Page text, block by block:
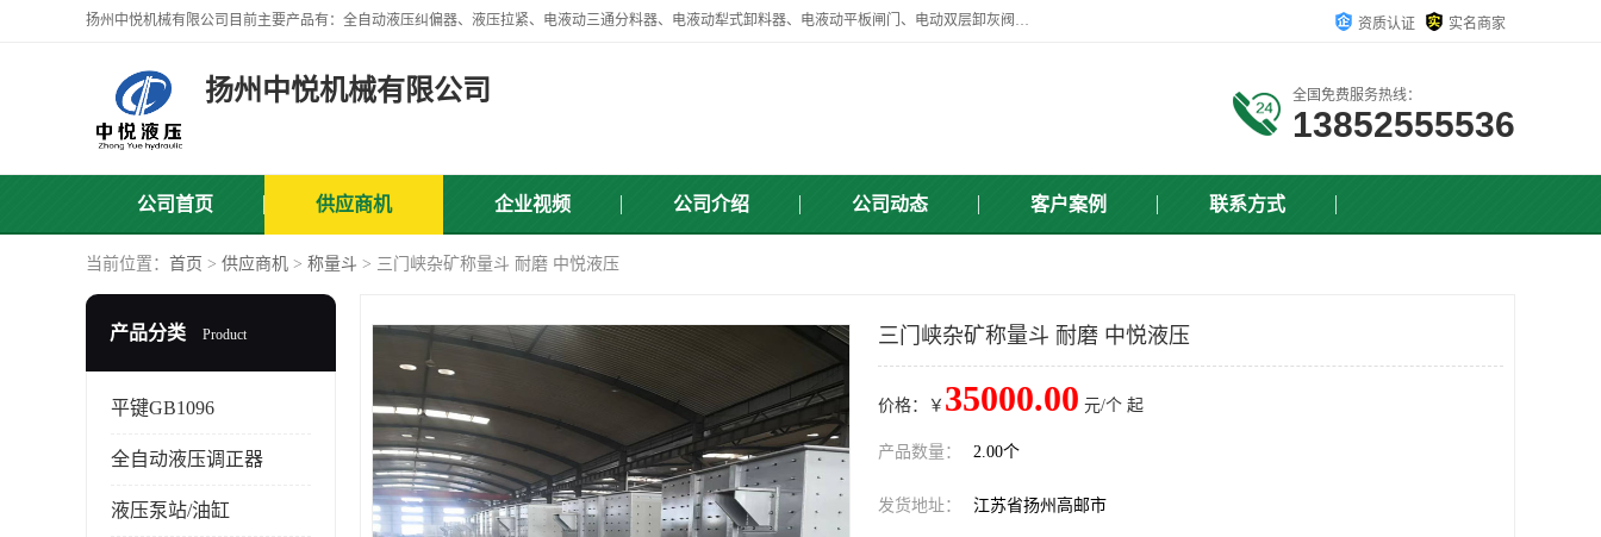
扬州中悦机械有限公司目前主要产品有：全自动液压纠偏器、液压拉紧、电液动三通分料器、电液动犁式卸料器、电液动平板闸门、电动双层卸灰阀、标准件、紧固件、液压泵站、新型电液推杆、皮带全自动液压调正器等，以及除尘通风类百余种产品系列。产品广泛适用于矿山、电力、煤矿、冶金、交通、化工、水利等行业。 资质认证 实名商家
扬州中悦机械有限公司 全国免费服务热线：
13852555536
公司首页 供应商机 企业视频 公司介绍 公司动态 客户案例 联系方式
当前位置： 首页 > 供应商机 > 称量斗 > 三门峡杂矿称量斗 耐磨 中悦液压
产品分类 Product
平键GB1096
全自动液压调正器
液压泵站/油缸
三门峡杂矿称量斗 耐磨 中悦液压
价格：￥ 35000.00 元/个 起
产品数量： 2.00个
发货地址： 江苏省扬州高邮市